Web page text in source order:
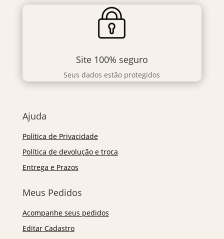
Site 100% seguro
Seus dados estão protegidos
Ajuda
Política de Privacidade
Política de devolução e troca
Entrega e Prazos
Meus Pedidos
Acompanhe seus pedidos
Editar Cadastro